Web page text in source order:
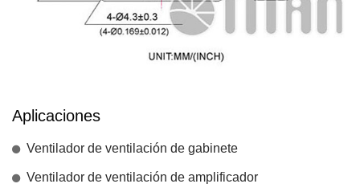
Aplicaciones
Ventilador de ventilación de gabinete
Ventilador de ventilación de amplificador